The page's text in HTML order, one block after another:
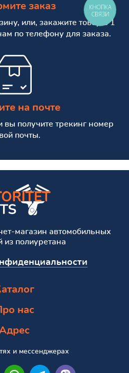
заказ
или, закажите товар в 1
по телефону для заказа.
на почте
вы получите трекинг номер
почты.
магазин автомобильных
из полиуретана
нас
и мессенджерах
КНОПКА
СВЯЗИ